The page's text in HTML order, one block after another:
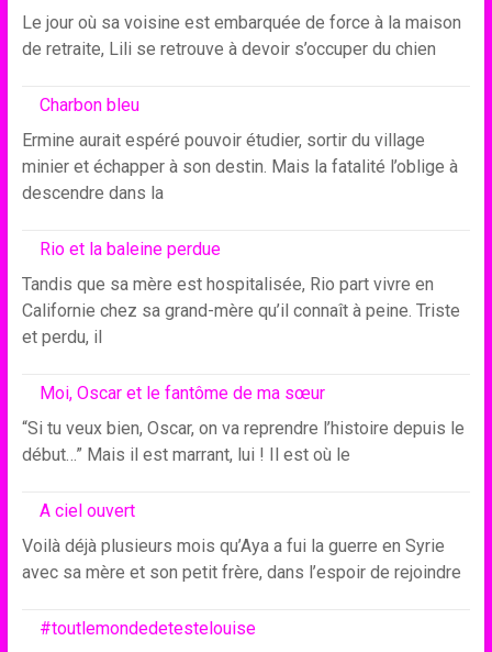
Le jour où sa voisine est embarquée de force à la maison
de retraite, Lili se retrouve à devoir s’occuper du chien
Charbon bleu
Ermine aurait espéré pouvoir étudier, sortir du village
minier et échapper à son destin. Mais la fatalité l’oblige à
descendre dans la
Rio et la baleine perdue
Tandis que sa mère est hospitalisée, Rio part vivre en
Californie chez sa grand-mère qu’il connaît à peine. Triste
et perdu, il
Moi, Oscar et le fantôme de ma sœur
“Si tu veux bien, Oscar, on va reprendre l’histoire depuis le
début…” Mais il est marrant, lui ! Il est où le
A ciel ouvert
Voilà déjà plusieurs mois qu’Aya a fui la guerre en Syrie
avec sa mère et son petit frère, dans l’espoir de rejoindre
#toutlemondedetestelouise